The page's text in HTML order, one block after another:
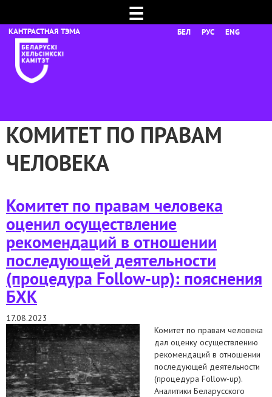
☰
БЕЛ РУС ENG
КОМИТЕТ ПО ПРАВАМ
ЧЕЛОВЕКА
Комитет по правам человека
оценил осуществление
рекомендаций в отношении
последующей деятельности
(процедура Follow-up): пояснения
БХК
17.08.2023
Комитет по правам человека
дал оценку осуществлению
рекомендаций в отношении
последующей деятельности
(процедура Follow-up).
Аналитики Беларусского